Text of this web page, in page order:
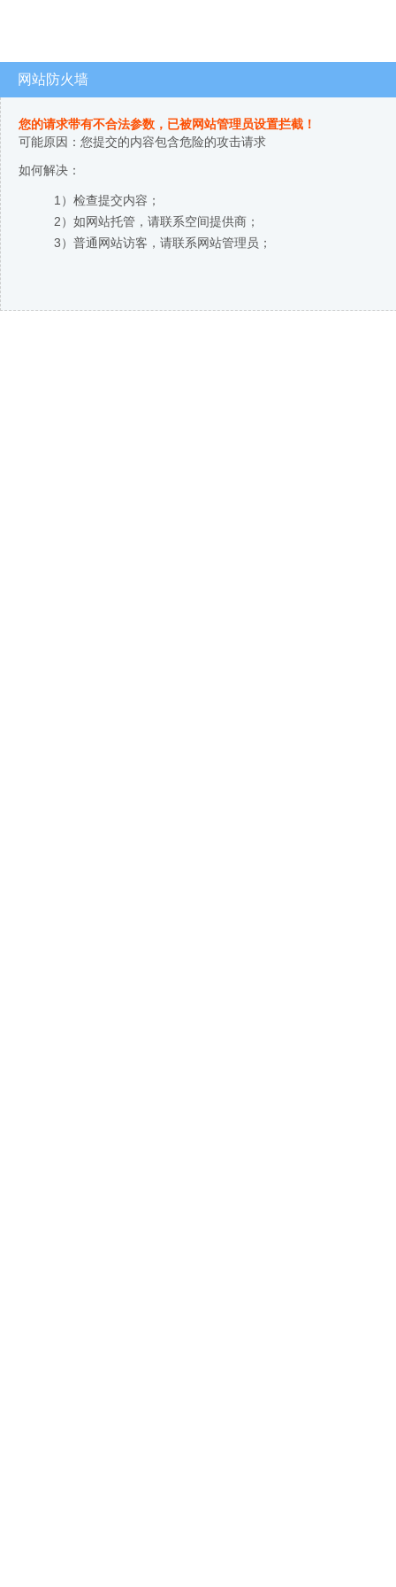
网站防火墙
您的请求带有不合法参数，已被网站管理员设置拦截！
可能原因：您提交的内容包含危险的攻击请求
如何解决：
1）检查提交内容；
2）如网站托管，请联系空间提供商；
3）普通网站访客，请联系网站管理员；